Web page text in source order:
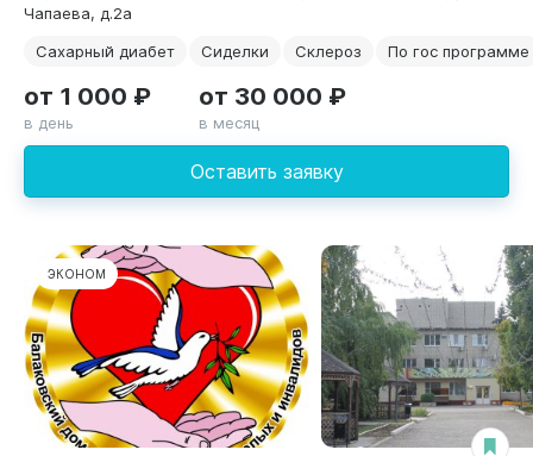
Чапаева, д.2а
Сахарный диабет
Сиделки Склероз По гос программе
Оставить заявку
от 1 000 ₽
в день
от 30 000 ₽
в месяц
ЭКОНОМ